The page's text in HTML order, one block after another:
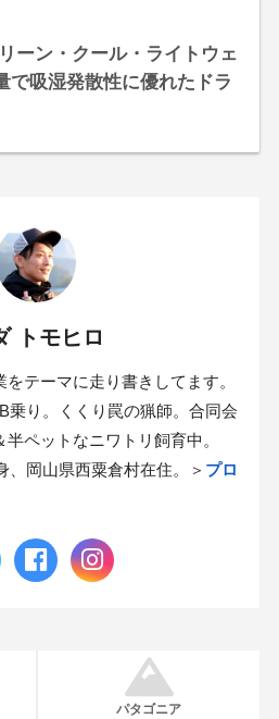
ーン・クール・ライトウェ
で吸湿発散性に優れたドラ
トモヒロ
テーマに走り書きしてます。
乗り。くくり罠の猟師。合同会
ペットなニワトリ飼育中。
、岡山県西粟倉村在住。＞ プロ
パタゴニア